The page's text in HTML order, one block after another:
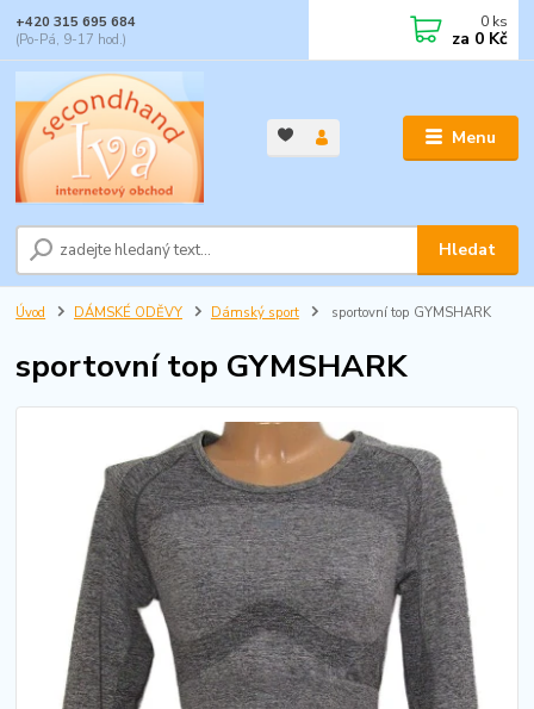
Menu
Hledat
+420 315 695 684
(Po-Pá, 9-17 hod.)
0 ks
za 0 Kč
Úvod DÁMSKÉ ODĚVY Dámský sport sportovní top GYMSHARK
sportovní top GYMSHARK